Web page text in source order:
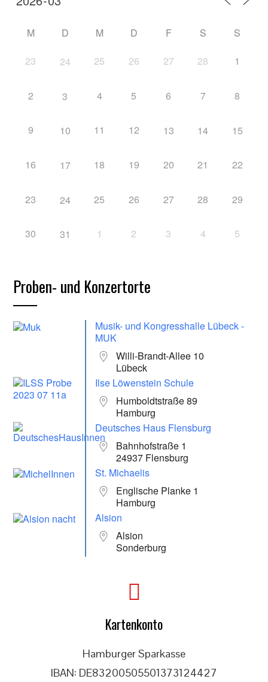
M D M D F S S
23 24 25 26 27 28 1
2 3 4 5 6 7 8
9 10 11 12 13 14 15
16 17 18 19 20 21 22
23 24 25 26 27 28 29
30 31 1 2 3 4 5
Proben- und Konzertorte
Musik- und Kongresshalle Lübeck -
MUK
Willi-Brandt-Allee 10
Lübeck
Ilse Löwenstein Schule
Humboldtstraße 89
Hamburg
Deutsches Haus Flensburg
Bahnhofstraße 1
24937 Flensburg
St. Michaelis
Englische Planke 1
Hamburg
Alsion
Alsion
Sonderburg
Kartenkonto
Hamburger Sparkasse
IBAN: DE83200505501373124427